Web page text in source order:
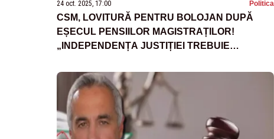
24 oct. 2025, 17:00 Politica
CSM, LOVITURĂ PENTRU BOLOJAN DUPĂ
EȘECUL PENSIILOR MAGISTRAȚILOR!
„INDEPENDENȚA JUSTIȚIEI TREBUIE